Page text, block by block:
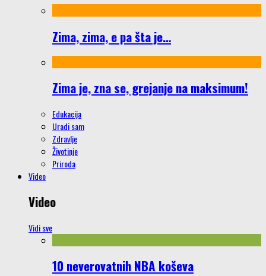
Zima, zima, e pa šta je…
Zima je, zna se, grejanje na maksimum!
Edukacija
Uradi sam
Zdravlje
Životinje
Priroda
Video
Video
Vidi sve
10 neverovatnih NBA koševa